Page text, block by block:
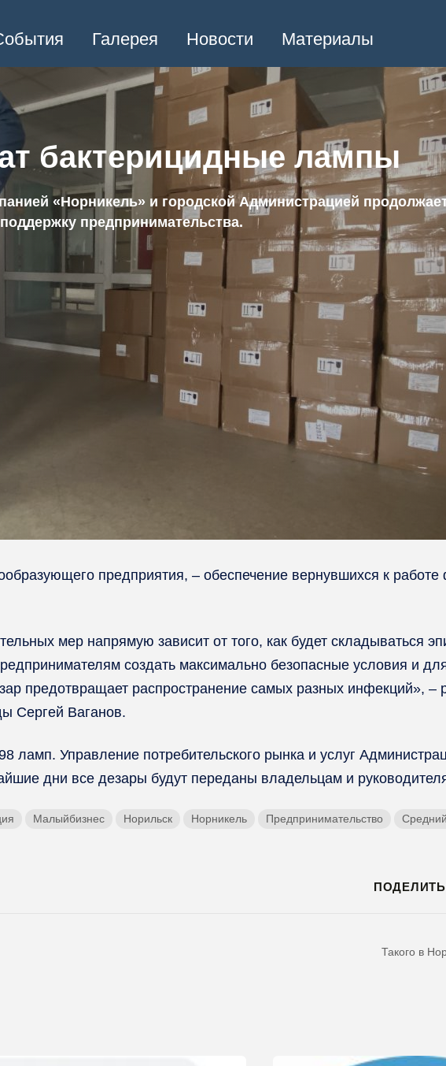
Галерея Новости Материалы
бактерицидные лампы
«Норникель» и городской Администрацией
предпринимательства.
предприятия, – обеспечение вернувшихся к работе
мер напрямую зависит от того, как будет складываться
создать максимально безопасные условия и
предотвращает распространение самых разных инфекций», –
Сергей Ваганов.
ламп. Управление потребительского рынка и услуг
дни все дезары будут переданы владельцам и
Малыйбизнес Норильск Норникель Предпринимательство
Такого в